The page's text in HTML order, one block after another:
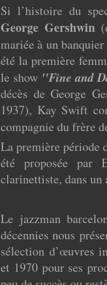
Si l’histoire du
George Gershwin
mariée à un
été la première
le show ''Fine and
décès de George
1937), Kay Swift
compagnie du frère
La première période
été proposée par
clarinettiste, dans
Le jazzman
décennies nous
sélection d’œuvres
et 1970 pour ses